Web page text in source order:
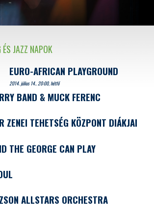
JAZZ NAPOK
EURO-AFRICAN PLAYGROUND
2014. július 14.. 20:00, hétfő
BAND & MUCK FERENC
ZENEI TEHETSÉG KÖZPONT DIÁKJAI
THE GEORGE CAN PLAY
ALLSTARS ORCHESTRA